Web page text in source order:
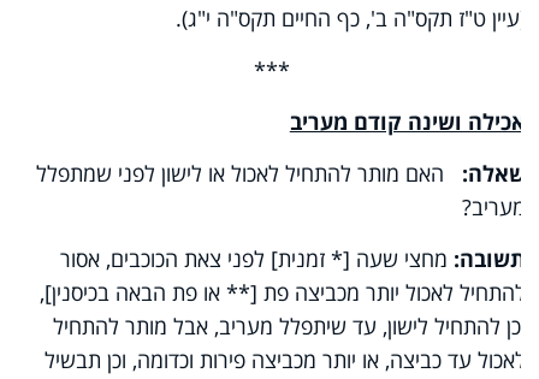
(עיין ט"ז תקס"ה ב', כף החיים תקס"ה י"ג).
***
אכילה ושינה קודם מעריב
שאלה: האם מותר להתחיל לאכול או לישון לפני שמתפלל
מעריב?
תשובה: מחצי שעה [* זמנית] לפני צאת הכוכבים, אסור
להתחיל לאכול יותר מכביצה פת [** או פת הבאה בכיסנין],
וכן להתחיל לישון, עד שיתפלל מעריב, אבל מותר להתחיל
לאכול עד כביצה, או יותר מכביצה פירות וכדומה, וכן תבשיל